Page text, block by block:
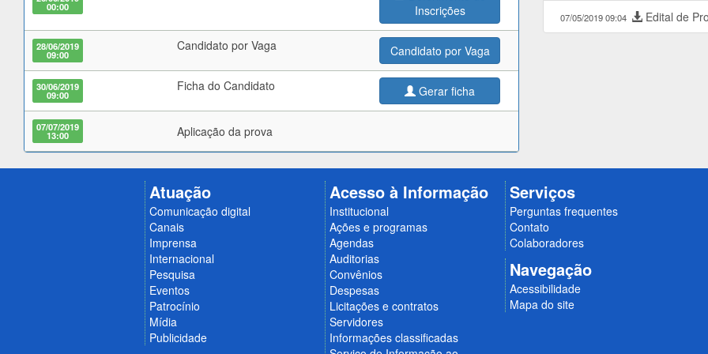
00:00
Inscrições
28/06/2019
09:00
Candidato por Vaga Candidato por Vaga
30/06/2019
09:00
Ficha do Candidato Gerar ficha
07/07/2019
13:00 Aplicação da prova
07/05/2019 09:04 Edital de
Atuação
Comunicação digital
Canais
Imprensa
Internacional
Pesquisa
Eventos
Patrocínio
Mídia
Publicidade
Acesso à Informação
Institucional
Ações e programas
Agendas
Auditorias
Convênios
Despesas
Licitações e contratos
Servidores
Informações classificadas
Serviços
Perguntas frequentes
Contato
Colaboradores
Navegação
Acessibilidade
Mapa do site